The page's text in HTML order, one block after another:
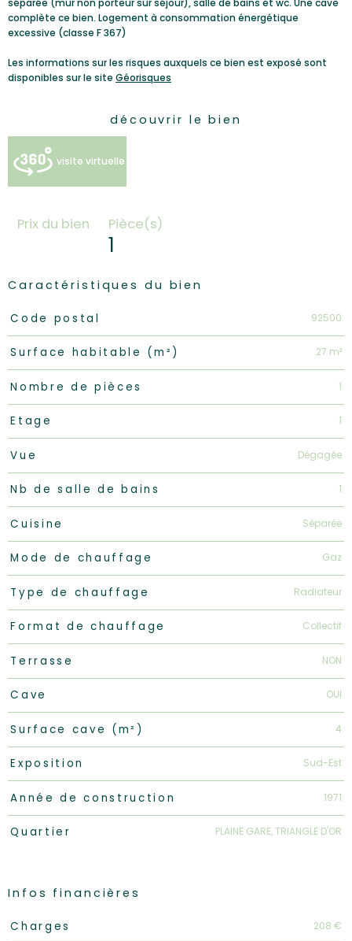
complète ce bien. Logement à consommation énergétique
excessive (classe F 367)
Les informations sur les risques auxquels ce bien est exposé sont
disponibles sur le site Géorisques
découvrir le bien
visite virtuelle
Prix du bien Pièce(s)
1
Caractéristiques du bien
Caractéristiques Valeurs
Code postal 92500
Surface habitable (m²) 27 m²
Nombre de pièces 1
Etage 1
Vue Dégagée
Nb de salle de bains 1
Cuisine Séparée
Mode de chauffage Gaz
Type de chauffage Radiateur
Format de chauffage Collectif
Terrasse NON
Cave OUI
Surface cave (m²) 4
Exposition Sud-Est
Année de construction 1971
Quartier PLAINE GARE, TRIANGLE D'OR
Infos financières
Caractéristiques
Charges 208 €